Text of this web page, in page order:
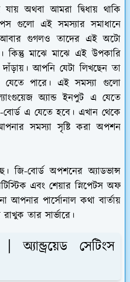
অথবা আমরা দ্বিধায় থাকি
গুলো এই সমস্যার সমাধানে
গুগলও তাদের এই অটো
কিন্তু মাঝে মাঝে এই উপকারি
আপনি যেটা লিখছেন তা
পারে। এই সমস্যা গুলো
অ্যান্ড ইনপুট এ যেতে
বোর্ড এ যেতে হবে। এখান থেকে
সমস্যা সৃষ্টি করা অপশন
জি-বোর্ড অপশনের অ্যাডভান্স
এবং শেয়ার স্নিপেটস অফ
আপনার পার্সোনাল কথা বার্তায়
তার সার্ভারে।
সেটিংস